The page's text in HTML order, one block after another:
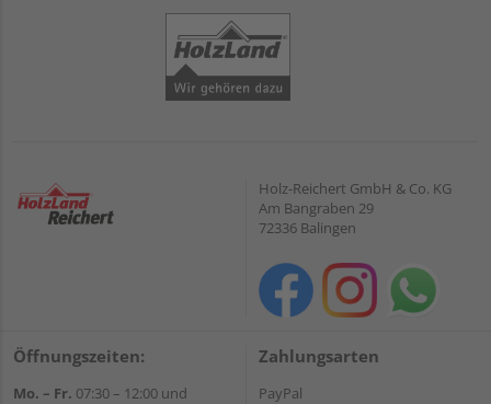
Holz-Reichert GmbH & Co. KG
Am Bangraben 29
72336 Balingen
Öffnungszeiten:
Mo. – Fr. 07:30 – 12:00 und
Zahlungsarten
PayPal